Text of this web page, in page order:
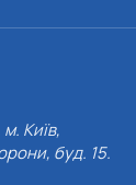
Київ,
буд. 15.